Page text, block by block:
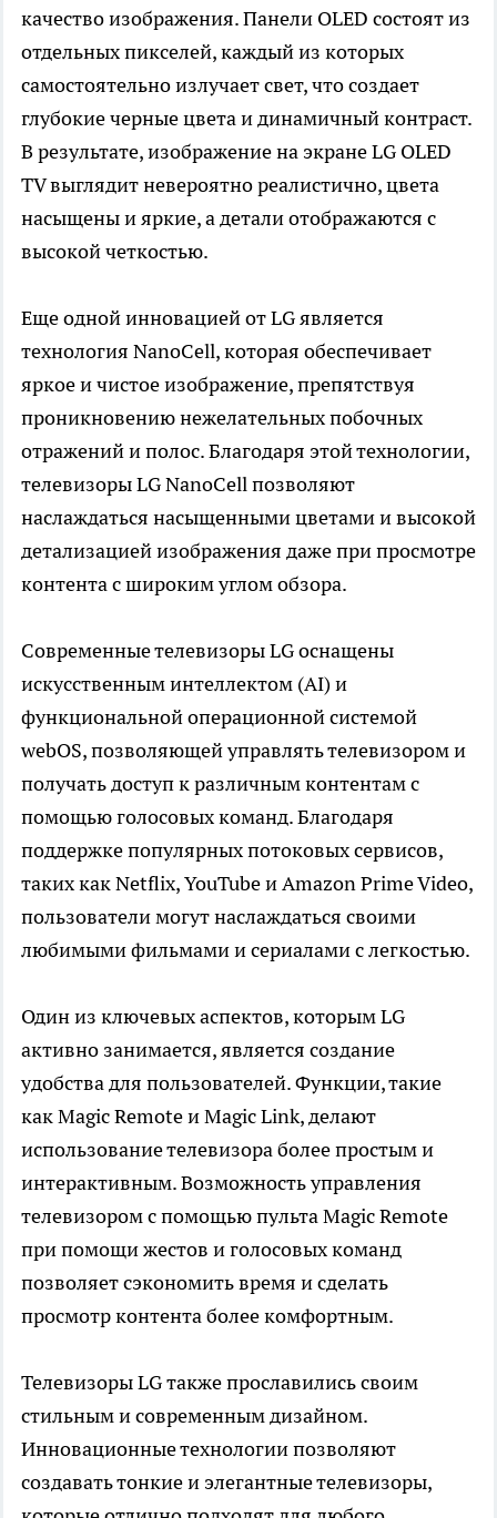
качество изображения. Панели OLED состоят из
отдельных пикселей, каждый из которых
самостоятельно излучает свет, что создает
глубокие черные цвета и динамичный контраст.
В результате, изображение на экране LG OLED
TV выглядит невероятно реалистично, цвета
насыщены и яркие, а детали отображаются с
высокой четкостью.
Еще одной инновацией от LG является
технология NanoCell, которая обеспечивает
яркое и чистое изображение, препятствуя
проникновению нежелательных побочных
отражений и полос. Благодаря этой технологии,
телевизоры LG NanoCell позволяют
наслаждаться насыщенными цветами и высокой
детализацией изображения даже при просмотре
контента с широким углом обзора.
Современные телевизоры LG оснащены
искусственным интеллектом (AI) и
функциональной операционной системой
webOS, позволяющей управлять телевизором и
получать доступ к различным контентам с
помощью голосовых команд. Благодаря
поддержке популярных потоковых сервисов,
таких как Netflix, YouTube и Amazon Prime Video,
пользователи могут наслаждаться своими
любимыми фильмами и сериалами с легкостью.
Один из ключевых аспектов, которым LG
активно занимается, является создание
удобства для пользователей. Функции, такие
как Magic Remote и Magic Link, делают
использование телевизора более простым и
интерактивным. Возможность управления
телевизором с помощью пульта Magic Remote
при помощи жестов и голосовых команд
позволяет сэкономить время и сделать
просмотр контента более комфортным.
Телевизоры LG также прославились своим
стильным и современным дизайном.
Инновационные технологии позволяют
создавать тонкие и элегантные телевизоры,